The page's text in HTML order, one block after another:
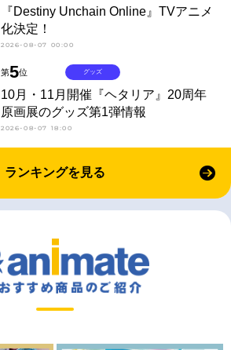
『Destiny Unchain Online』TVアニメ
化決定！
2026-08-07 00:00
第5位
10月・11月開催『ヘタリア』20周年
原画展のグッズ第1弾情報
2026-08-07 18:00
グッズ
ランキングを見る